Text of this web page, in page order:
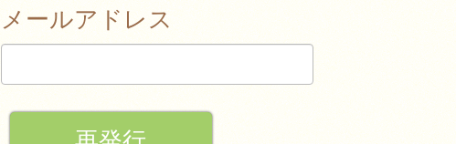
メールアドレス